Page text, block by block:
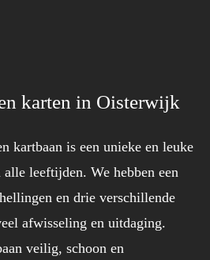
karten in Oisterwijk
kartbaan is een unieke en leuke
leeftijden. We hebben een
en drie verschillende
afwisseling en uitdaging.
veilig, schoon en